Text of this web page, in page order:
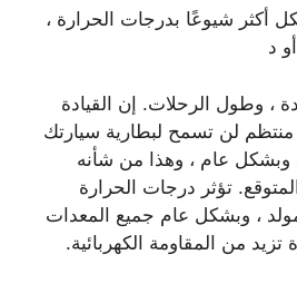
أكثر شيوعًا بدرجات الحرارة ،
د
، وطول الرحلات. إن القيادة
لن تسمح لبطارية سيارتك
وبشكل عام ، وهذا من شأنه
تؤثر درجات الحرارة
، وبشكل عام جميع المعدات
تزيد من المقاومة الكهربائية.